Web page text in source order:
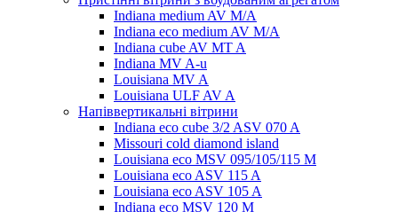
Indiana medium AV M/A
Indiana eco medium AV M/A
Indiana cube AV MT A
Indiana MV A-u
Louisiana MV A
Louisiana ULF AV A
Напіввертикальні вітрини
Indiana eco cube 3/2 ASV 070 A
Missouri cold diamond island
Louisiana eco MSV 095/105/115 M
Louisiana eco ASV 115 A
Louisiana eco ASV 105 A
Indiana eco MSV 120 M